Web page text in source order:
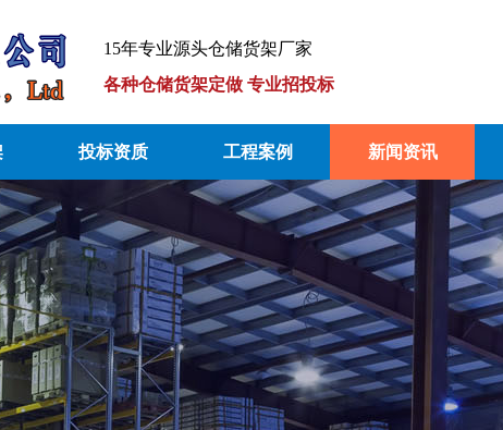
15年专业源头仓储货架厂家
各种仓储货架定做 专业招投标
投标资质 工程案例 新闻资讯